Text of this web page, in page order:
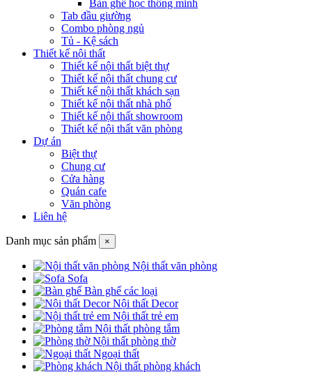
Bàn ghế học thông minh
Tab đầu giường
Combo phòng ngủ
Tủ - Kệ sách
Thiết kế nội thất
Thiết kế nội thất biệt thự
Thiết kế nội thất chung cư
Thiết kế nội thất khách sạn
Thiết kế nội thất nhà phố
Thiết kế nội thất showroom
Thiết kế nội thất văn phòng
Dự án
Biệt thự
Chung cư
Cửa hàng
Quán cafe
Văn phòng
Liên hệ
Danh mục sản phẩm ×
Nội thất văn phòng
Sofa
Bàn ghế các loại
Nội thất Decor
Nội thất trẻ em
Nội thất phòng tắm
Nội thất phòng thờ
Ngoại thất
Nội thất phòng khách